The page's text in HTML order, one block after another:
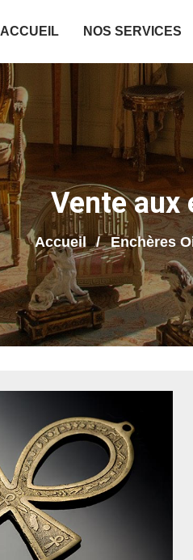
ACCUEIL NOS SERVICES
Vente aux
Accueil Enchères